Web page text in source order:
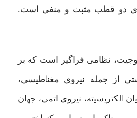
دو قطب مثبت و منفی است.
زوجیت، نظامی فراگیر است که بر
از جمله نیروی مغناطیسی،
الکتریسیته، نیروی اتمی، جهان